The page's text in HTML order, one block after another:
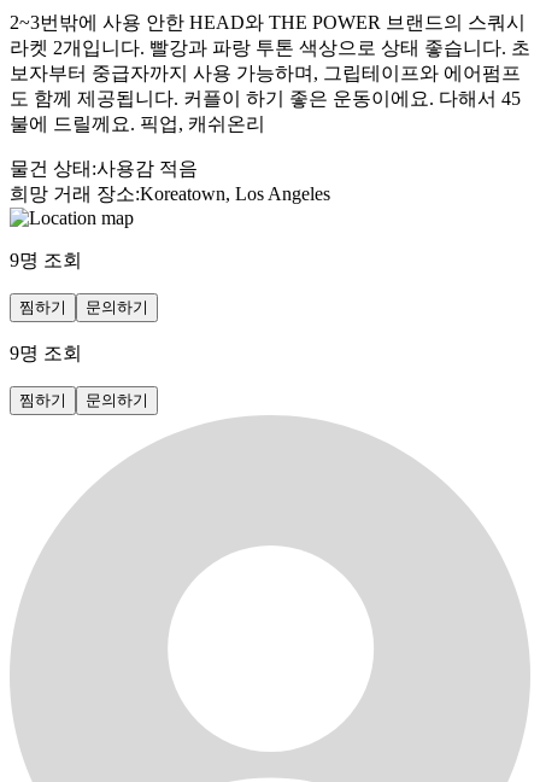
2~3번밖에 사용 안한 HEAD와 THE POWER 브랜드의 스쿼시
라켓 2개입니다. 빨강과 파랑 투톤 색상으로 상태 좋습니다. 초
보자부터 중급자까지 사용 가능하며, 그립테이프와 에어펌프
도 함께 제공됩니다. 커플이 하기 좋은 운동이에요. 다해서 45
불에 드릴께요. 픽업, 캐쉬온리
물건 상태 :사용감 적음
희망 거래 장소:Koreatown, Los Angeles
9명 조회
찜하기 문의하기
9명 조회
찜하기 문의하기